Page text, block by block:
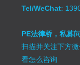
Tel/WeChat:
PE法律桥，私募
扫描并关注下方
看怎么咨询